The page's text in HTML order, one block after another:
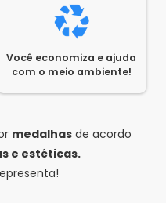
Você economiza e ajuda
com o meio ambiente!
medalhas de acordo
e estéticas.